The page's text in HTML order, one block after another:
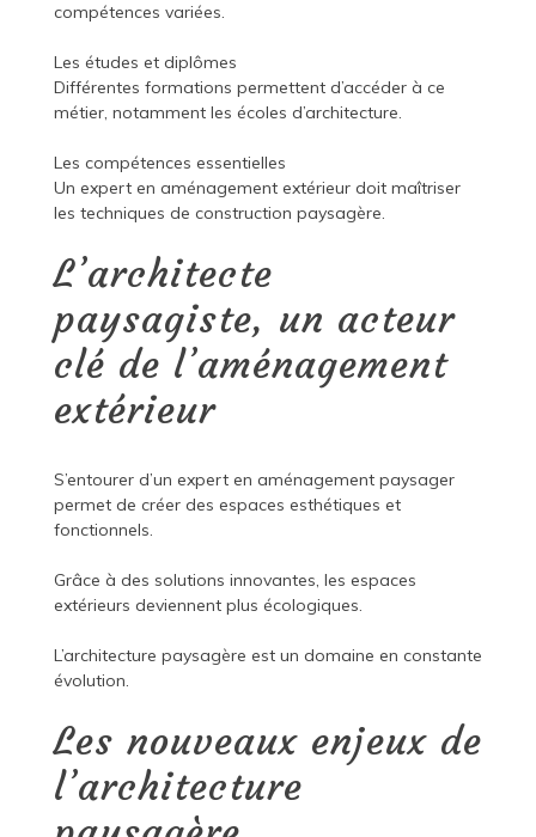
compétences variées.
Les études et diplômes
Différentes formations permettent d’accéder à ce
métier, notamment les écoles d’architecture.
Les compétences essentielles
Un expert en aménagement extérieur doit maîtriser
les techniques de construction paysagère.
L’architecte
paysagiste, un acteur
clé de l’aménagement
extérieur
S’entourer d’un expert en aménagement paysager
permet de créer des espaces esthétiques et
fonctionnels.
Grâce à des solutions innovantes, les espaces
extérieurs deviennent plus écologiques.
L’architecture paysagère est un domaine en constante
évolution.
Les nouveaux enjeux de
l’architecture